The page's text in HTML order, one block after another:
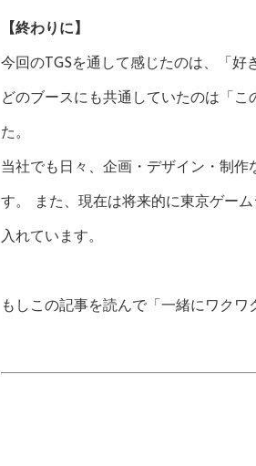
【終わりに】
今回のTGSを通して感じたのは、「好
どのブースにも共通していたのは「
た。
当社でも日々、企画・デザイン・制
す。 また、現在は将来的に東京ゲー
入れています。
もしこの記事を読んで「一緒にワク